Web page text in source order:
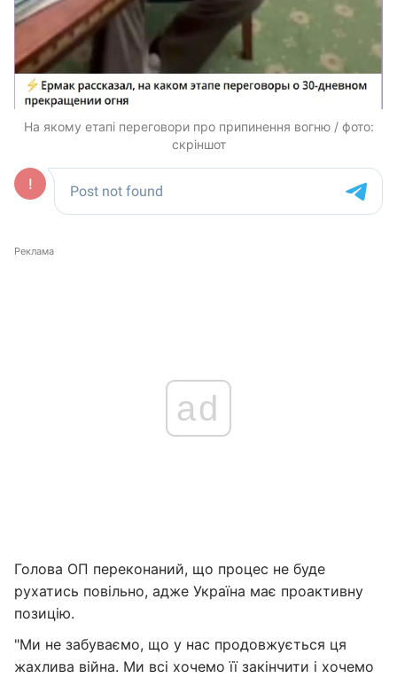
На якому етапі переговори про припинення вогню / фото:
скріншот
Реклама
ad
Голова ОП переконаний, що процес не буде
рухатись повільно, адже Україна має проактивну
позицію.
"Ми не забуваємо, що у нас продовжується ця
жахлива війна. Ми всі хочемо її закінчити і хочемо